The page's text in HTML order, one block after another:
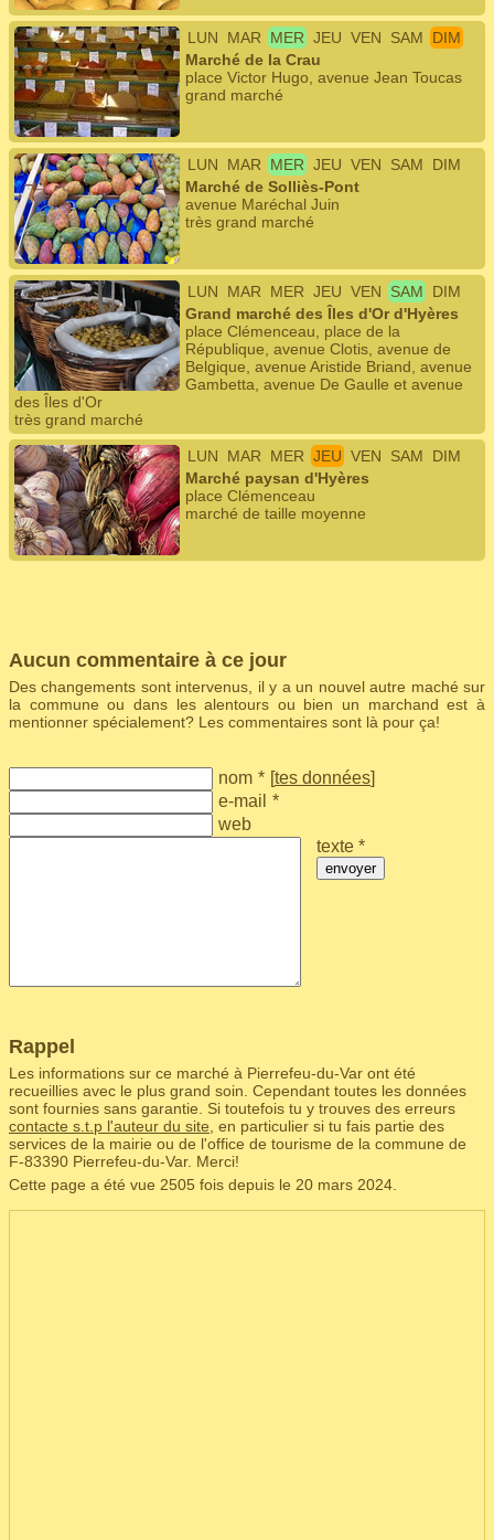
LUN MAR MER JEU VEN SAM
DIM
Marché de la Crau
place Victor Hugo, avenue Jean Toucas
grand marché
LUN MAR MER JEU VEN SAM
DIM
Marché de Solliès-Pont
avenue Maréchal Juin
très grand marché
LUN MAR MER JEU VEN SAM
DIM
Grand marché des Îles d'Or d'Hyères
place Clémenceau, place de la
République, avenue Clotis, avenue de
Belgique, avenue Aristide Briand, avenue
Gambetta, avenue De Gaulle et avenue
des Îles d'Or
très grand marché
LUN MAR MER JEU VEN SAM
DIM
Marché paysan d'Hyères
place Clémenceau
marché de taille moyenne
Aucun commentaire à ce jour
Des changements sont intervenus, il y a un nouvel autre maché sur
la commune ou dans les alentours ou bien un marchand est à
mentionner spécialement? Les commentaires sont là pour ça!
nom * [tes données]
e-mail *
web
texte *
envoyer
Rappel
Les informations sur ce marché à Pierrefeu-du-Var ont été
recueillies avec le plus grand soin. Cependant toutes les données
sont fournies sans garantie. Si toutefois tu y trouves des erreurs
contacte s.t.p l'auteur du site , en particulier si tu fais partie des
services de la mairie ou de l'office de tourisme de la commune de
F‑83390 Pierrefeu-du-Var. Merci!
Cette page a été vue 2505 fois depuis le 20 mars 2024.